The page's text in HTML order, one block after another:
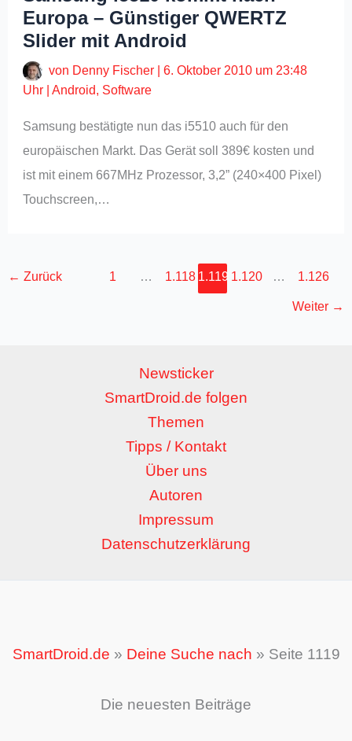
Europa – Günstiger QWERTZ
Slider mit Android
von Denny Fischer |6. Oktober 2010 um 23:48
Uhr |Android, Software
Samsung bestätigte nun das i5510 auch für den
europäischen Markt. Das Gerät soll 389€ kosten und
ist mit einem 667MHz Prozessor, 3,2” (240×400 Pixel)
Touchscreen,…
← Zurück 1 … 1.118 1.119 1.120 … 1.126
Weiter →
Newsticker
SmartDroid.de folgen
Themen
Tipps / Kontakt
Über uns
Autoren
Impressum
Datenschutzerklärung
SmartDroid.de » Deine Suche nach » Seite 1119
Die neuesten Beiträge